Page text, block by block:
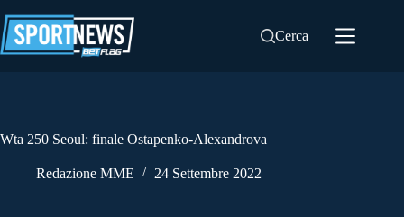
al
contenuto
Cerca
Wta 250 Seoul: finale Ostapenko-Alexandrova
Redazione MME 24 Settembre 2022